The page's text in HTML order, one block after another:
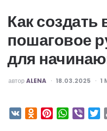
Как
пошаговое
для
ОПУБЛИКОВАНО
автор ALENA 18.03.2025 1
VK Odnoklassniki
Pinterest Viber